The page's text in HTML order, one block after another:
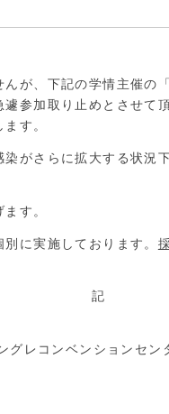
が、下記の学情主催の
参加取り止めとさせて
す。
がさらに拡大する状況
す。
に実施しております。
記
レコンベンションセン